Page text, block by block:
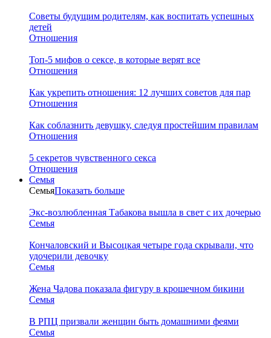
Советы будущим родителям, как воспитать успешных
детей
Отношения
Топ-5 мифов о сексе, в которые верят все
Отношения
Как укрепить отношения: 12 лучших советов для пар
Отношения
Как соблазнить девушку, следуя простейшим правилам
Отношения
5 секретов чувственного секса
Отношения
Семья
СемьяПоказать больше
Экс-возлюбленная Табакова вышла в свет с их дочерью
Семья
Кончаловский и Высоцкая четыре года скрывали, что
удочерили девочку
Семья
Жена Чадова показала фигуру в крошечном бикини
Семья
В РПЦ призвали женщин быть домашними феями
Семья